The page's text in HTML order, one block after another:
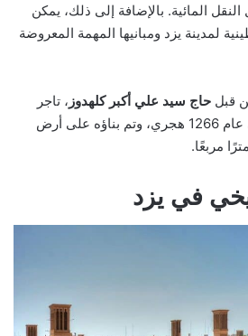
النقل المائية. بالإضافة إلى ذلك، يمكن
لمدينة يزد ومبانيها المهمة المعروضة
قبل حاج سيد علي أكبر كلهدوز ، تاجر
بارز خلال فترة القاجار في عام 1266 هجري، وتم بناؤه على أرض
في يزد